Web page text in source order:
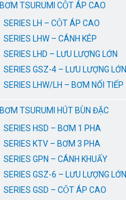
BƠM TSURUMI CỘT ÁP CAO
SERIES LH – CỘT ÁP CAO
SERIES LHW – CÁNH KÉP
SERIES LHD – LƯU LƯỢNG LỚN
SERIES GSZ-4 – LƯU LƯỢNG LỚN
SERIES LHW/LH – BƠM NỐI TIẾP
BƠM TSURUMI HÚT BÙN ĐẶC
SERIES HSD – BƠM 1 PHA
SERIES KTV – BƠM 3 PHA
SERIES GPN – CÁNH KHUẤY
SERIES GSZ-6 – LƯU LƯỢNG LỚN
SERIES GSD – CỘT ÁP CAO